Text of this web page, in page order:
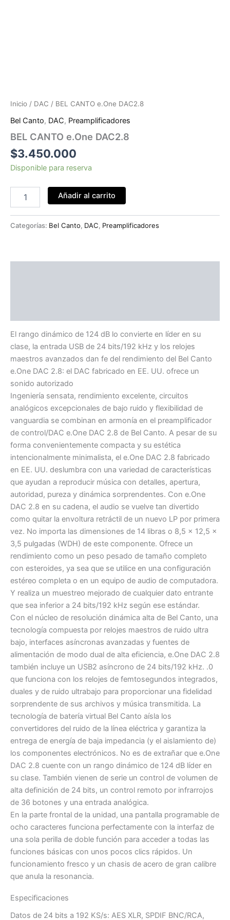
Inicio / DAC / BEL CANTO e.One DAC2.8
Bel Canto, DAC, Preamplificadores
BEL CANTO e.One DAC2.8
$3.450.000
Disponible para reserva
Añadir al carrito
Categorías: Bel Canto, DAC, Preamplificadores
El rango dinámico de 124 dB lo convierte en líder en su
clase, la entrada USB de 24 bits/192 kHz y los relojes
maestros avanzados dan fe del rendimiento del Bel Canto
e.One DAC 2.8: el DAC fabricado en EE. UU. ofrece un
sonido autorizado
Ingeniería sensata, rendimiento excelente, circuitos
analógicos excepcionales de bajo ruido y flexibilidad de
vanguardia se combinan en armonía en el preamplificador
de control/DAC e.One DAC 2.8 de Bel Canto. A pesar de su
forma convenientemente compacta y su estética
intencionalmente minimalista, el e.One DAC 2.8 fabricado
en EE. UU. deslumbra con una variedad de características
que ayudan a reproducir música con detalles, apertura,
autoridad, pureza y dinámica sorprendentes. Con e.One
DAC 2.8 en su cadena, el audio se vuelve tan divertido
como quitar la envoltura retráctil de un nuevo LP por primera
vez. No importa las dimensiones de 14 libras o 8,5 x 12,5 x
3,5 pulgadas (WDH) de este componente. Ofrece un
rendimiento como un peso pesado de tamaño completo
con esteroides, ya sea que se utilice en una configuración
estéreo completa o en un equipo de audio de computadora.
Y realiza un muestreo mejorado de cualquier dato entrante
que sea inferior a 24 bits/192 kHz según ese estándar.
Con el núcleo de resolución dinámica alta de Bel Canto, una
tecnología compuesta por relojes maestros de ruido ultra
bajo, interfaces asíncronas avanzadas y fuentes de
alimentación de modo dual de alta eficiencia, e.One DAC 2.8
también incluye un USB2 asíncrono de 24 bits/192 kHz. .0
que funciona con los relojes de femtosegundos integrados,
duales y de ruido ultrabajo para proporcionar una fidelidad
sorprendente de sus archivos y música transmitida. La
tecnología de batería virtual Bel Canto aísla los
convertidores del ruido de la línea eléctrica y garantiza la
entrega de energía de baja impedancia (y el aislamiento de)
los componentes electrónicos. No es de extrañar que e.One
DAC 2.8 cuente con un rango dinámico de 124 dB líder en
su clase. También vienen de serie un control de volumen de
alta definición de 24 bits, un control remoto por infrarrojos
de 36 botones y una entrada analógica.
En la parte frontal de la unidad, una pantalla programable de
ocho caracteres funciona perfectamente con la interfaz de
una sola perilla de doble función para acceder a todas las
funciones básicas con unos pocos clics rápidos. Un
funcionamiento fresco y un chasis de acero de gran calibre
que anula la resonancia.
Especificaciones
Datos de 24 bits a 192 KS/s: AES XLR, SPDIF BNC/RCA,